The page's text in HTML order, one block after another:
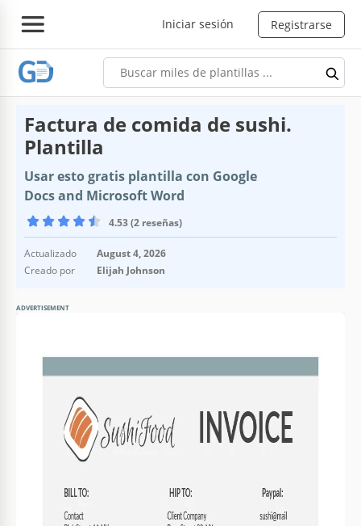
Iniciar sesión Registrarse
Factura de comida de sushi.
Plantilla
Usar esto gratis plantilla con Google
Docs and Microsoft Word
4.53 (2 reseñas)
Actualizado
August 4, 2026
Creado por
Elijah Johnson
ADVERTISEMENT